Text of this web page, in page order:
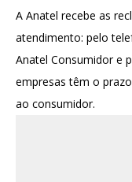
A Anatel recebe as
atendimento: pelo
Anatel Consumidor e
empresas têm o
ao consumidor.